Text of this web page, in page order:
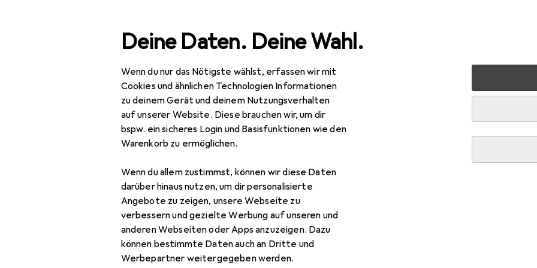
Deine Daten. Deine Wahl.
Wenn du nur das Nötigste wählst, erfassen wir mit
Cookies und ähnlichen Technologien Informationen
zu deinem Gerät und deinem Nutzungsverhalten
auf unserer Website. Diese brauchen wir, um dir
bspw. ein sicheres Login und Basisfunktionen wie den
Warenkorb zu ermöglichen.
Wenn du allem zustimmst, können wir diese Daten
darüber hinaus nutzen, um dir personalisierte
Angebote zu zeigen, unsere Webseite zu
verbessern und gezielte Werbung auf unseren und
anderen Webseiten oder Apps anzuzeigen. Dazu
können bestimmte Daten auch an Dritte und
Werbepartner weitergegeben werden.
Navigation nach Kategorien
Gesamtsortiment Mode Damen Uhren + Schmuck Uhrenbox +